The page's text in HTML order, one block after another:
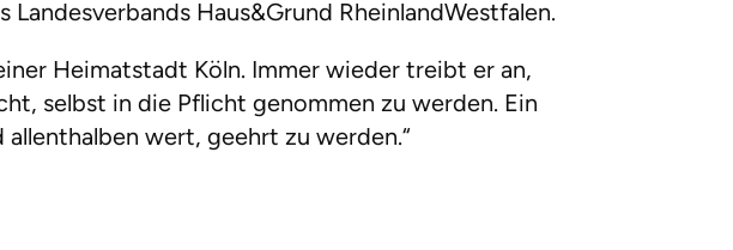
Haus&Grund RheinlandWestfalen.
Heimatstadt Köln. Immer wieder treibt er an,
selbst in die Pflicht genommen zu werden. Ein
wert, geehrt zu werden.“